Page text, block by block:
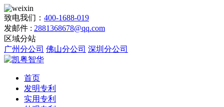
致电我们： 400-1688-019
发邮件 : 2881368678@qq.com
区域分站
广州分公司 佛山分公司 深圳分公司
首页
发明专利
实用专利